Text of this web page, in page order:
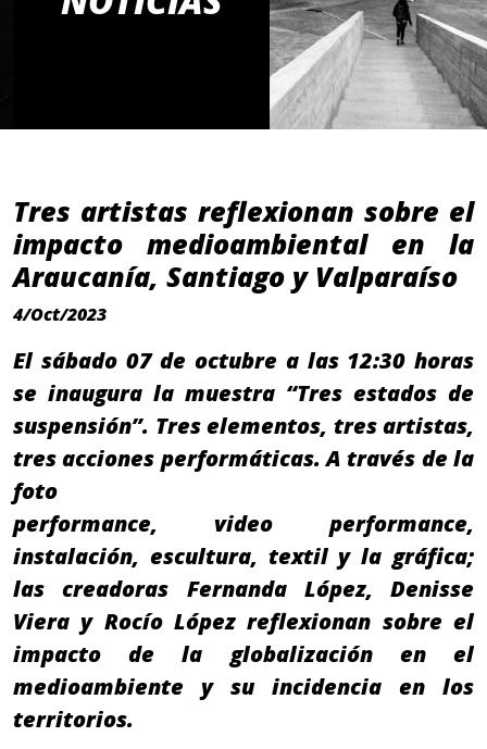
Tres artistas reflexionan sobre el
impacto medioambiental en la
Araucanía, Santiago y Valparaíso
4/Oct/2023
El sábado 07 de octubre a las 12:30 horas
se inaugura la muestra “Tres estados de
suspensión”. Tres elementos, tres artistas,
tres acciones performáticas. A través de la
foto
performance, video performance,
instalación, escultura, textil y la gráfica;
las creadoras Fernanda López, Denisse
Viera y Rocío López reflexionan sobre el
impacto de la globalización en el
medioambiente y su incidencia en los
territorios.